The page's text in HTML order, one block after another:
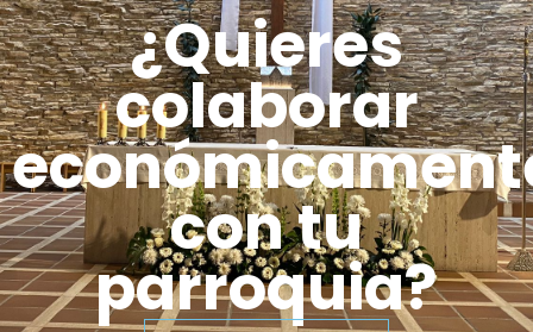
¿Quieres
colaborar
con tu
parroquia?